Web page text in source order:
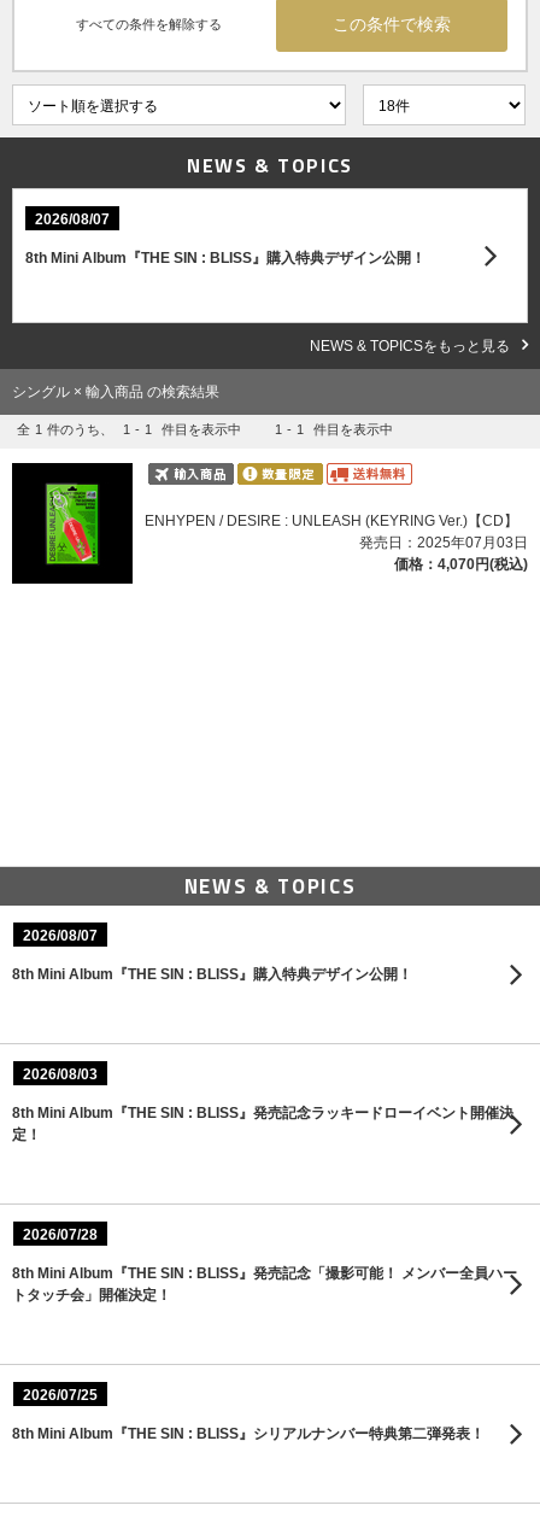
すべての条件を解除する
NEWS & TOPICS
2026/08/07
8th Mini Album『THE SIN : BLISS』購入特典デザイン公開！
NEWS & TOPICSをもっと見る
シングル × 輸入商品 の検索結果
全 1 件のうち、 1 - 1 件目を表示中 1 - 1 件目を表示中
ENHYPEN / DESIRE : UNLEASH (KEYRING Ver.)【CD】
発売日：2025年07月03日
価格：4,070円(税込)
NEWS & TOPICS
2026/08/07
8th Mini Album『THE SIN : BLISS』購入特典デザイン公開！
2026/08/03
8th Mini Album『THE SIN : BLISS』発売記念ラッキードローイベント開催決
定！
2026/07/28
8th Mini Album『THE SIN : BLISS』発売記念「撮影可能！ メンバー全員ハー
トタッチ会」開催決定！
2026/07/25
8th Mini Album『THE SIN : BLISS』シリアルナンバー特典第二弾発表！